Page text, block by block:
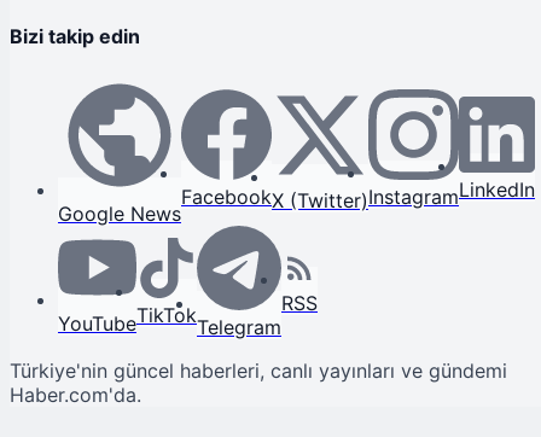
Bizi takip edin
Google News
FacebookX (Twitter)InstagramLinkedIn
YouTubeTikTokTelegram
RSS
Türkiye'nin güncel haberleri, canlı yayınları ve gündemi
Haber.com'da.